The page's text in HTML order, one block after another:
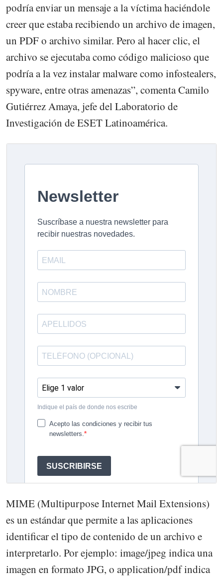
podría enviar un mensaje a la víctima haciéndole
creer que estaba recibiendo un archivo de imagen,
un PDF o archivo similar. Pero al hacer clic, el
archivo se ejecutaba como código malicioso que
podría a la vez instalar malware como infostealers,
spyware, entre otras amenazas”, comenta Camilo
Gutiérrez Amaya, jefe del Laboratorio de
Investigación de ESET Latinoamérica.
MIME (Multipurpose Internet Mail Extensions)
es un estándar que permite a las aplicaciones
identificar el tipo de contenido de un archivo e
interpretarlo. Por ejemplo: image/jpeg indica una
imagen en formato JPG, o application/pdf indica